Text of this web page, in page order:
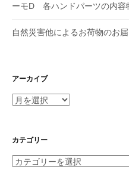
ーモD 各ハンドパーツの内容
自然災害他によるお荷物のお
アーカイブ
ア
イ
カテゴリー
カ